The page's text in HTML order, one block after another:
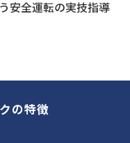
安全運転の実技指導
の特徴